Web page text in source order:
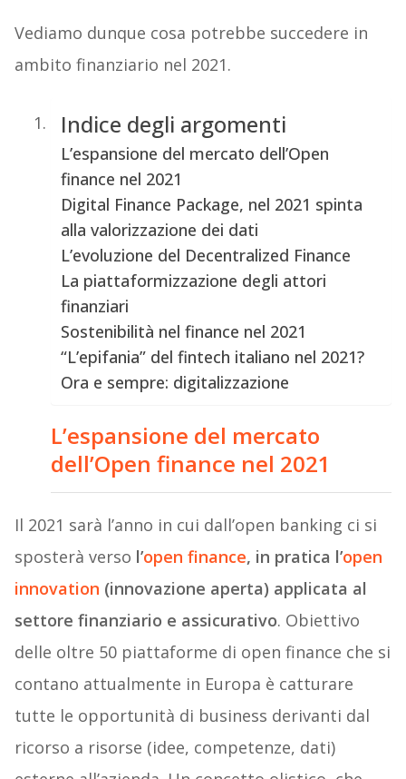
Vediamo dunque cosa potrebbe succedere in
ambito finanziario nel 2021.
Indice degli argomenti
L’espansione del mercato dell’Open
finance nel 2021
Digital Finance Package, nel 2021 spinta
alla valorizzazione dei dati
L’evoluzione del Decentralized Finance
La piattaformizzazione degli attori
finanziari
Sostenibilità nel finance nel 2021
“L’epifania” del fintech italiano nel 2021?
Ora e sempre: digitalizzazione
L’espansione del mercato
dell’Open finance nel 2021
Il 2021 sarà l’anno in cui dall’open banking ci si
sposterà verso l’open finance, in pratica l’open
innovation (innovazione aperta) applicata al
settore finanziario e assicurativo. Obiettivo
delle oltre 50 piattaforme di open finance che si
contano attualmente in Europa è catturare
tutte le opportunità di business derivanti dal
ricorso a risorse (idee, competenze, dati)